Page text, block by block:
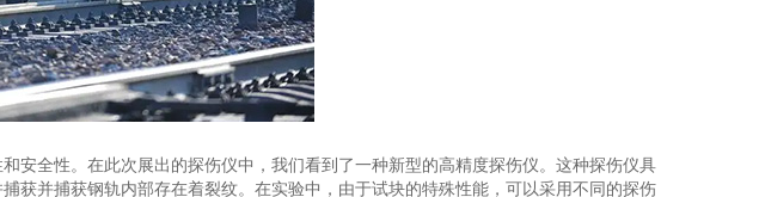
安全性。在此次展出的探伤仪中，我们看到了一种新型的高精度探伤仪。这种探伤仪具
获并捕获钢轨内部存在着裂纹。在实验中，由于试块的特殊性能，可以采用不同的探伤